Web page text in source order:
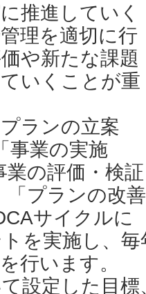
推進していく
理を適切に行
や新たな課題
いくことが重
ランの立案
事業の実施
業の評価・検証
「プランの改善
サイクルに
を実施し、
行います。
設定した目標